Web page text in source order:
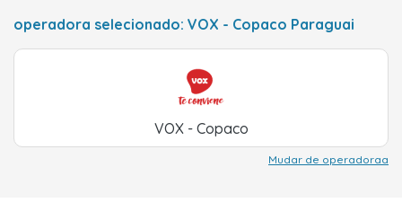
operadora selecionado: VOX - Copaco Paraguai
VOX - Copaco
Mudar de operadoraa